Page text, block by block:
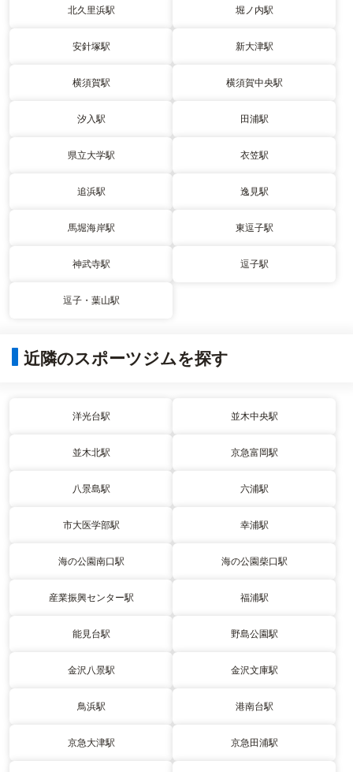
北久里浜駅 堀ノ内駅
安針塚駅 新大津駅
横須賀駅 横須賀中央駅
汐入駅 田浦駅
県立大学駅 衣笠駅
追浜駅 逸見駅
馬堀海岸駅 東逗子駅
神武寺駅 逗子駅
逗子・葉山駅
近隣のスポーツジムを探す
洋光台駅 並木中央駅
並木北駅 京急富岡駅
八景島駅 六浦駅
市大医学部駅 幸浦駅
海の公園南口駅 海の公園柴口駅
産業振興センター駅 福浦駅
能見台駅 野島公園駅
金沢八景駅 金沢文庫駅
鳥浜駅 港南台駅
京急大津駅 京急田浦駅